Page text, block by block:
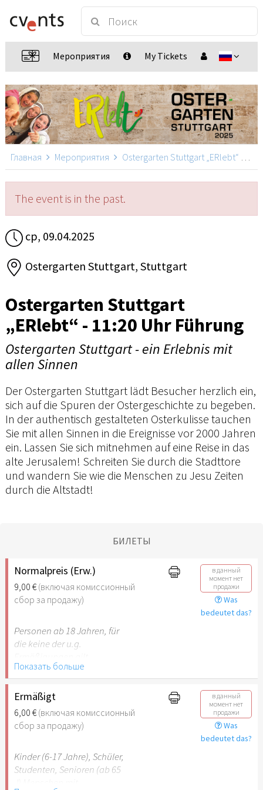
Мероприятия My Tickets
Главная Мероприятия Ostergarten Stuttgart „ERlebt“
The event is in the past.
ср, 09.04.2025
Ostergarten Stuttgart, Stuttgart
Ostergarten Stuttgart
„ERlebt“ - 11:20 Uhr Führung
Ostergarten Stuttgart - ein Erlebnis mit
allen Sinnen
Der Ostergarten Stuttgart lädt Besucher herzlich ein,
sich auf die Spuren der Ostergeschichte zu begeben.
In der authentisch gestalteten Osterkulisse tauchen
Sie mit allen Sinnen in die Ereignisse vor 2000 Jahren
ein. Lassen Sie sich mitnehmen auf eine Reise in das
alte Jerusalem! Schreiten Sie durch die Stadttore
und wandern Sie wie die Menschen zu Jesu Zeiten
durch die Altstadt!
БИЛЕТЫ
Normalpreis (Erw.)
9,00 €(включая комиссионный
сбор за продажу)
в данный
момент нет
продажи
Was
bedeutet das?
Personen ab 18 Jahren, für
die keine der u.g.
Показать больше
Ermäßigt
6,00 €(включая комиссионный
сбор за продажу)
в данный
момент нет
продажи
Was
bedeutet das?
Kinder (6-17 Jahre), Schüler,
Studenten, Senioren (ab 65